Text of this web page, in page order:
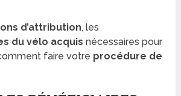
d’attribution, les
du vélo acquis nécessaires pour
faire votre procédure de